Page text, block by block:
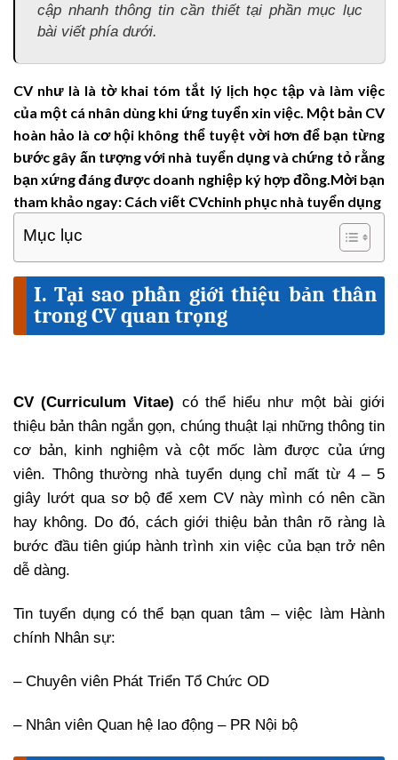
cập nhanh thông tin cần thiết tại phần mục lục
bài viết phía dưới.
CV như là là tờ khai tóm tắt lý lịch học tập và làm việc
của một cá nhân dùng khi ứng tuyển xin việc. Một bản CV
hoàn hảo là cơ hội không thể tuyệt vời hơn để bạn từng
bước gây ấn tượng với nhà tuyển dụng và chứng tỏ rằng
bạn xứng đáng được doanh nghiệp ký hợp đồng.Mời bạn
tham khảo ngay: Cách viết CVchinh phục nhà tuyển dụng
Mục lục
I. Tại sao phần giới thiệu bản thân
trong CV quan trọng
CV (Curriculum Vitae) có thể hiểu như một bài giới
thiệu bản thân ngắn gọn, chúng thuật lại những thông tin
cơ bản, kinh nghiệm và cột mốc làm được của ứng
viên. Thông thường nhà tuyển dụng chỉ mất từ 4 – 5
giây lướt qua sơ bộ để xem CV này mình có nên cần
hay không. Do đó, cách giới thiệu bản thân rõ ràng là
bước đầu tiên giúp hành trình xin việc của bạn trở nên
dễ dàng.
Tin tuyển dụng có thể bạn quan tâm – việc làm Hành
chính Nhân sự:
– Chuyên viên Phát Triển Tổ Chức OD
– Nhân viên Quan hệ lao động – PR Nội bộ